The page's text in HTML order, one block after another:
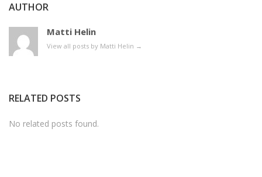
AUTHOR
Matti Helin
View all posts by Matti Helin →
RELATED POSTS
No related posts found.